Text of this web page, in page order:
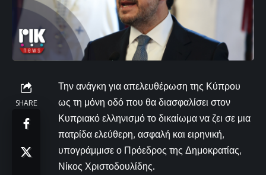
SHARE
Την ανάγκη για απελευθέρωση της Κύπρου
ως τη μόνη οδό που θα διασφαλίσει στον
Κυπριακό ελληνισμό το δικαίωμα να ζει σε μια
πατρίδα ελεύθερη, ασφαλή και ειρηνική,
υπογράμμισε ο Πρόεδρος της Δημοκρατίας,
Νίκος Χριστοδουλίδης.